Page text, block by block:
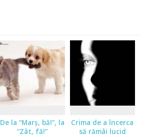
De la “Marş, bă!”, la
“Zât, fă!”
Crima de a încerca
să rămâi lucid